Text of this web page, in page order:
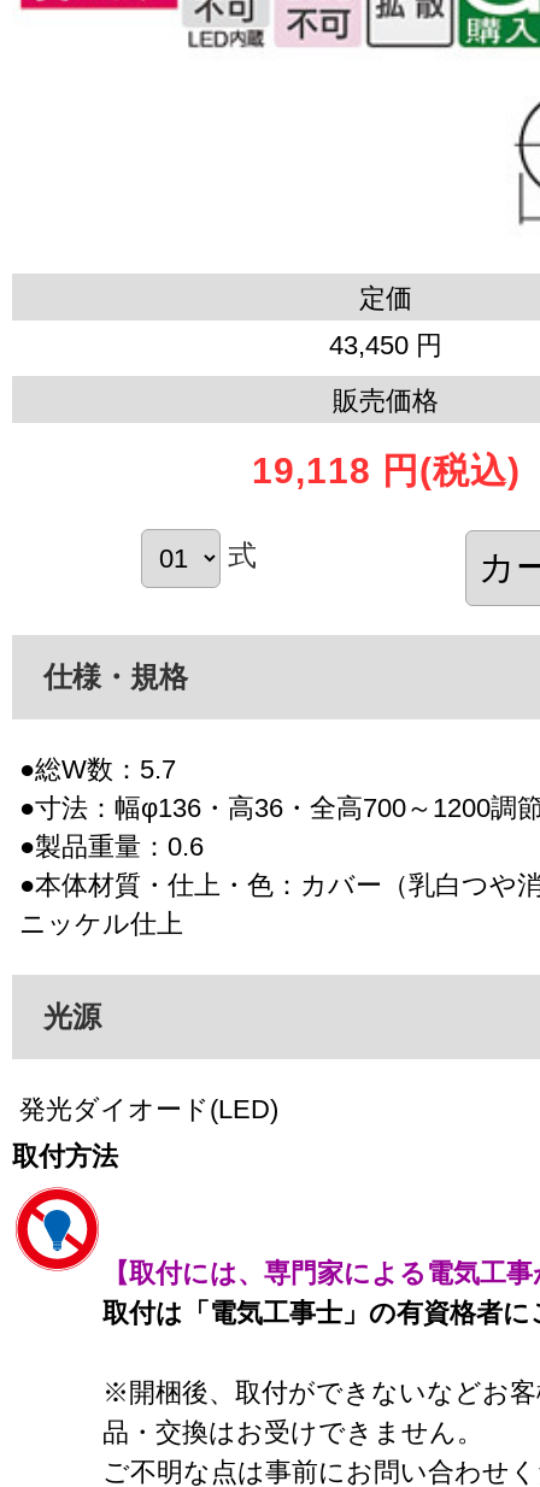
定価
43,450 円
販売価格
19,118 円 (税込)
式
仕様・規格
●総W数：5.7
●寸法：幅φ136・高36・全高700～1200調
●製品重量：0.6
●本体材質・仕上・色：カバー（乳白つや
ニッケル仕上
光源
発光ダイオード(LED)
取付方法
【取付には、専門家による電気工
取付は「電気工事士」の有資格者
※開梱後、取付ができないなどお
品・交換はお受けできません。
ご不明な点は事前にお問い合わせ